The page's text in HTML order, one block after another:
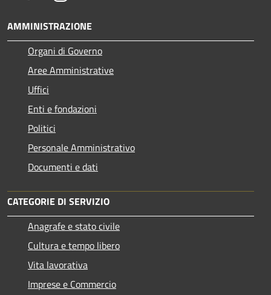
AMMINISTRAZIONE
Organi di Governo
Aree Amministrative
Uffici
Enti e fondazioni
Politici
Personale Amministrativo
Documenti e dati
CATEGORIE DI SERVIZIO
Anagrafe e stato civile
Cultura e tempo libero
Vita lavorativa
Imprese e Commercio